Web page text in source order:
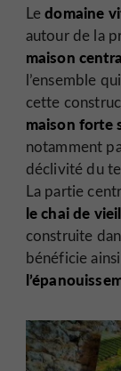
Ledomaine
autour de la
maison
l’ensemble
cette
maison forte
notamment
déclivité du
La partie
le chai de
construite
bénéficie